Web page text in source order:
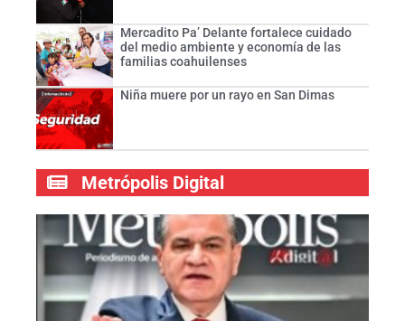
Mercadito Pa’ Delante fortalece cuidado
del medio ambiente y economía de las
familias coahuilenses
Niña muere por un rayo en San Dimas
Metrópolis Digital